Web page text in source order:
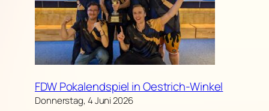
FDW Pokalendspiel in Oestrich-Winkel
Donnerstag, 4 Juni 2026